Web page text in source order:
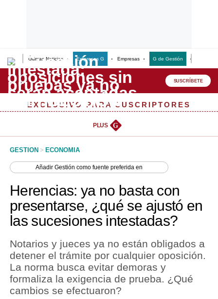
Últimas Noticias Empresas G Empresas G de Gestión
Lo último
Peru Quiosco
Management & Empleo
Perú
Política
Finanzas Personales
Inmobiliarias
Plus G
SUSCRÍBETE
EXCLUSIVO PARA SUSCRIPTORES
PLUS G
GESTION > ECONOMIA
AñadirGestión como fuente preferida en
Herencias: ya no basta con
presentarse, ¿qué se ajustó en
las sucesiones intestadas?
Notarios y jueces ya no están obligados a
detener el trámite por cualquier oposición.
La norma busca evitar demoras y
formaliza la exigencia de prueba. ¿Qué
cambios se efectuaron?